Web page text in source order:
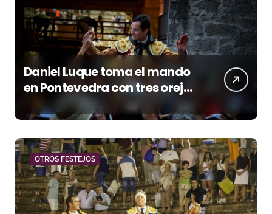
Daniel Luque toma el mando
en Pontevedra con tres orejas
y una Puerta Grande de peso
OTROS FESTEJOS